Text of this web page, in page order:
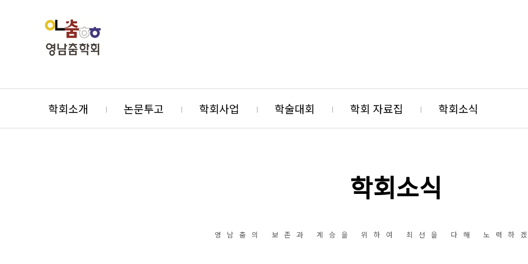
학회소개 논문투고 학회사업 학술대회 학회 자료집 학회소식
학회소식
영남춤의 보존과 계승을 위하여 최선을 다해 노력하